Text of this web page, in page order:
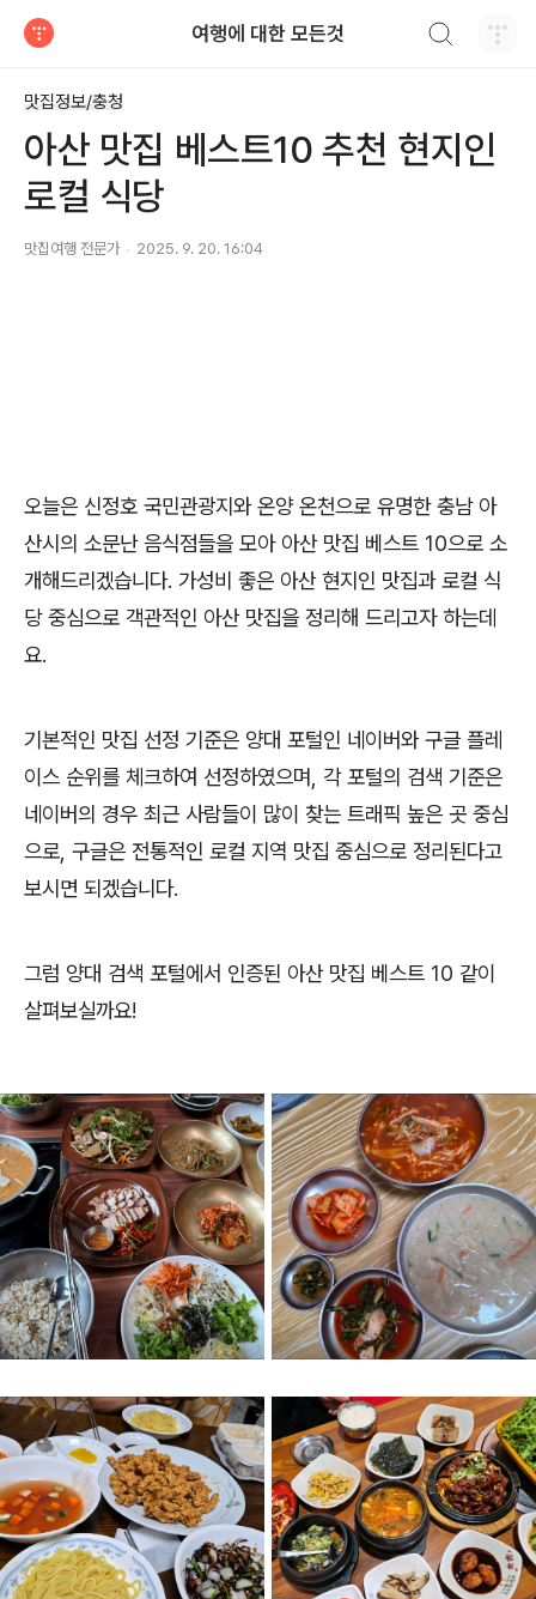
여행에 대한 모든것
맛집정보/충청
아산 맛집 베스트10 추천 현지인
로컬 식당
맛집여행 전문가 2025. 9. 20. 16:04
오늘은 신정호 국민관광지와 온양 온천으로 유명한 충남 아
산시의 소문난 음식점들을 모아 아산 맛집 베스트 10으로 소
개해드리겠습니다. 가성비 좋은 아산 현지인 맛집과 로컬 식
당 중심으로 객관적인 아산 맛집을 정리해 드리고자 하는데
요.
기본적인 맛집 선정 기준은 양대 포털인 네이버와 구글 플레
이스 순위를 체크하여 선정하였으며, 각 포털의 검색 기준은
네이버의 경우 최근 사람들이 많이 찾는 트래픽 높은 곳 중심
으로, 구글은 전통적인 로컬 지역 맛집 중심으로 정리된다고
보시면 되겠습니다.
그럼 양대 검색 포털에서 인증된 아산 맛집 베스트 10 같이
살펴보실까요!